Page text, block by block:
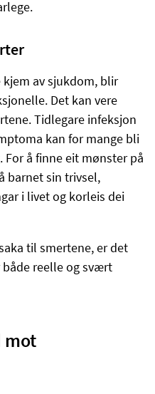
kjem av sjukdom, blir
Det kan vere
Tidlegare infeksjon
kan for mange bli
For å finne eit mønster på
barnet sin trivsel,
i livet og korleis dei
til smertene, er det
både reelle og svært
mot